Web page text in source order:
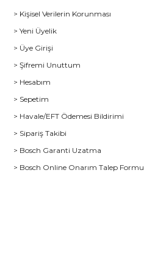
> Kişisel Verilerin Korunması
> Yeni Üyelik
> Üye Girişi
> Şifremi Unuttum
> Hesabım
> Sepetim
> Havale/EFT Ödemesi Bildirimi
> Sipariş Takibi
> Bosch Garanti Uzatma
> Bosch Online Onarım Talep Formu